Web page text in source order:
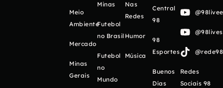
Meio
Ambiente
Mercado
Minas
Gerais
Minas
Futebol
no Brasil
Futebol
no
Mundo
Nas
Redes
Humor
Música
Central
98
98
Esportes
Buenos
Días
Redes
Sociais 98